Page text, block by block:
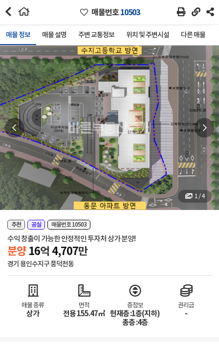
매물번호10503
매물 정보 매물 설명 주변 교통정보 위치 및 주변시설 다른 매물
1 / 4
추천 공실 매물번호 10503
수익 창출이 가능한 안정적인 투자처 상가 분양!
분양 16억 4,707만
경기 용인수지구 풍덕천동
매물 종류
상가
면적
전용 155.47㎡
층정보
현재층 :1층(지하)
총층 :4층
권리금
-